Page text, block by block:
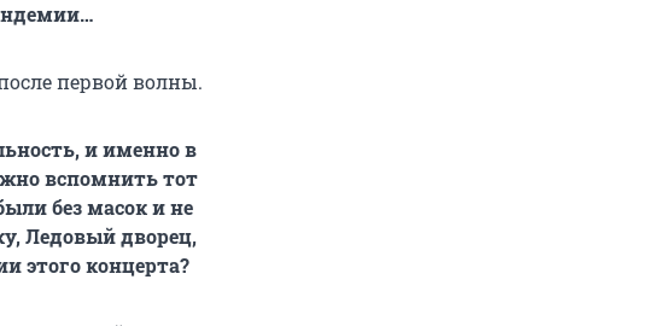
первой волны.
и именно в
вспомнить тот
без масок и не
Ледовый дворец,
этого концерта?